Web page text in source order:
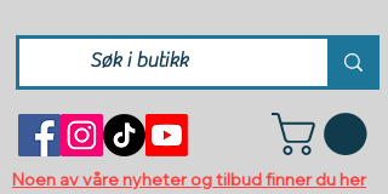
Noen av våre nyheter og tilbud finner du her